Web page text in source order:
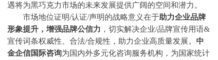
遇将为黑巧克力市场的未来发展提供广阔的空间和潜力。
市场地位证明/认证/声明的战略意义在于助力企业品牌
形象提升 ， 增强品牌公信力 ， 切实解决企业/品牌宣传用语&
宣传词条权威性、合法/合规性， 助力企业高质量发展。 中
金企信国际咨询为国内外多元化咨询服务机构， 为国家统计